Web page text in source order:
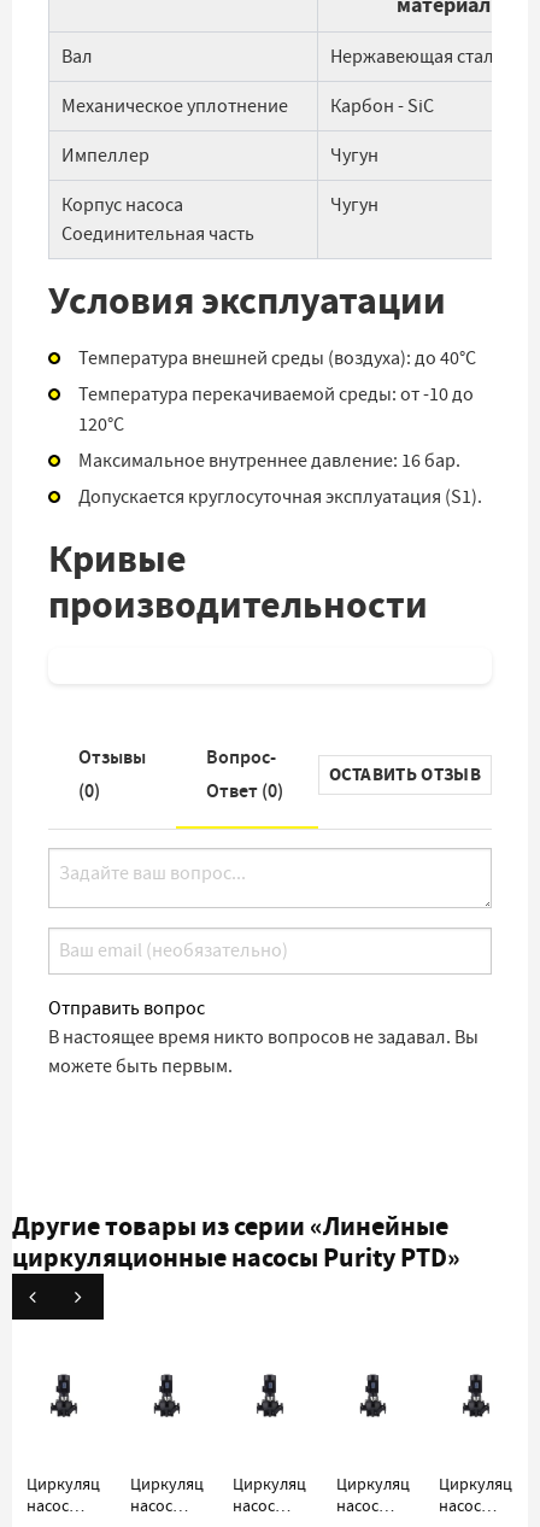
Вал Нержавеющая сталь
Механическое уплотнение Карбон - SiC
Импеллер Чугун
Корпус насоса
Соединительная часть
Чугун
Условия эксплуатации
Температура внешней среды (воздуха): до 40°С
Температура перекачиваемой среды: от -10 до
120°С
Максимальное внутреннее давление: 16 бар.
Допускается круглосуточная эксплуатация (S1).
Кривые
производительности
Отзывы
(0)
Вопрос-
Ответ (0)
ОСТАВИТЬ ОТЗЫВ
Отправить вопрос
В настоящее время никто вопросов не задавал. Вы
можете быть первым.
Другие товары из серии«Линейные
циркуляционные насосы Purity PTD»
Циркуляционный
насос
Циркуляционный
насос
Циркуляционный
насос
Циркуляционный
насос
насос